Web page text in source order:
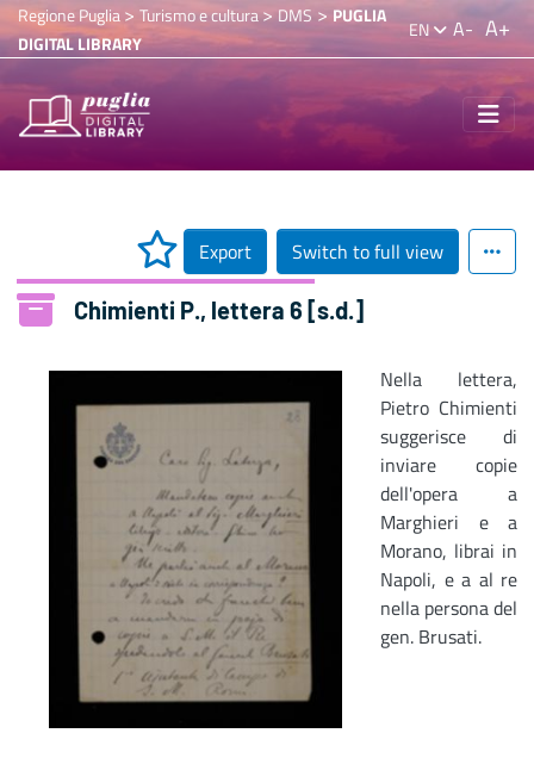
Regione Puglia> Turismo e cultura>DMS > PUGLIA
DIGITAL LIBRARY
EN A- A+
Export Switch to full view
Chimienti P., lettera 6 [s.d.]
Nella lettera,
Pietro Chimienti
suggerisce di
inviare copie
dell'opera a
Marghieri e a
Morano, librai in
Napoli, e a al re
nella persona del
gen. Brusati.